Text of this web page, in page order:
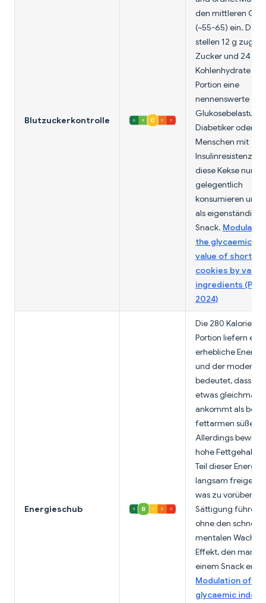
Blutzuckerkontrolle
den mittleren GI-
(~55-65) ein.
stellen 12 g
Zucker und 24 g
Kohlenhydrate pro
Portion eine
nennenswerte
Glukosebelastung
Diabetiker oder
Menschen mit
Insulinresistenz
diese Kekse nur
gelegentlich
konsumieren und
als eigenständigen
Snack.
the glycaemic
value of
cookies by
ingredients
2024)
Energieschub
Die 280 Kalorien
Portion liefern eine
erhebliche
und der moderate
bedeutet, dass
etwas
ankommt als bei
fettarmen süßen
Allerdings bewirkt
hohe Fettgehalt,
Teil dieser Energie
langsam
was zu
Sättigung führen
ohne den
mentalen
Effekt, den
einem Snack
Modulation of
glycaemic index